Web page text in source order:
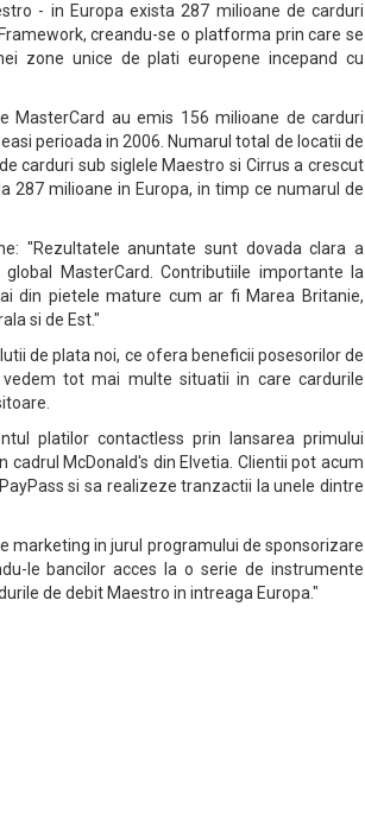
- in Europa exista 287 milioane de carduri
creandu-se o platforma prin care se
zone unice de plati europene incepand cu
MasterCard au emis 156 milioane de carduri
perioada in 2006. Numarul total de locatii de
carduri sub siglele Maestro si Cirrus a crescut
287 milioane in Europa, in timp ce numarul de
"Rezultatele anuntate sunt dovada clara a
MasterCard. Contributiile importante la
din pietele mature cum ar fi Marea Britanie,
si de Est."
de plata noi, ce ofera beneficii posesorilor de
tot mai multe situatii in care cardurile
platilor contactless prin lansarea primului
McDonald's din Elvetia. Clientii pot acum
si sa realizeze tranzactii la unele dintre
marketing in jurul programului de sponsorizare
le bancilor acces la o serie de instrumente
de debit Maestro in intreaga Europa."